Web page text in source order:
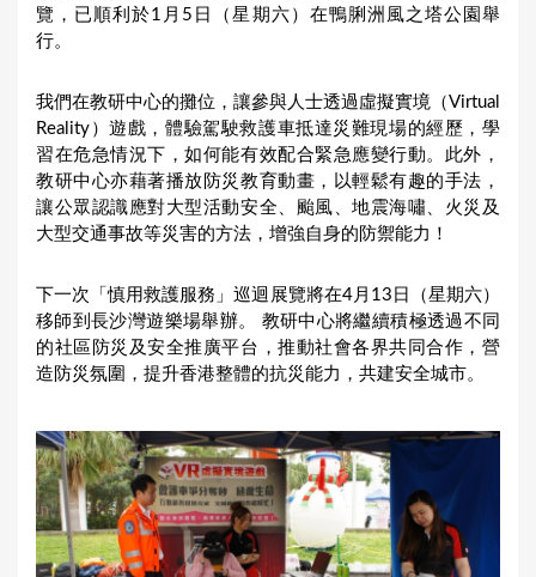
覽，已順利於1月5日（星期六）在鴨脷洲風之塔公園舉
行。
我們在教研中心的攤位，讓參與人士透過虛擬實境（Virtual
Reality）遊戲，體驗駕駛救護車抵達災難現場的經歷，學
習在危急情況下，如何能有效配合緊急應變行動。此外，
教研中心亦藉著播放防災教育動畫，以輕鬆有趣的手法，
讓公眾認識應對大型活動安全、颱風、地震海嘯、火災及
大型交通事故等災害的方法，增強自身的防禦能力！
下一次「慎用救護服務」巡迴展覽將在4月13日（星期六）
移師到長沙灣遊樂場舉辦。 教研中心將繼續積極透過不同
的社區防災及安全推廣平台，推動社會各界共同合作，營
造防災氛圍，提升香港整體的抗災能力，共建安全城市。